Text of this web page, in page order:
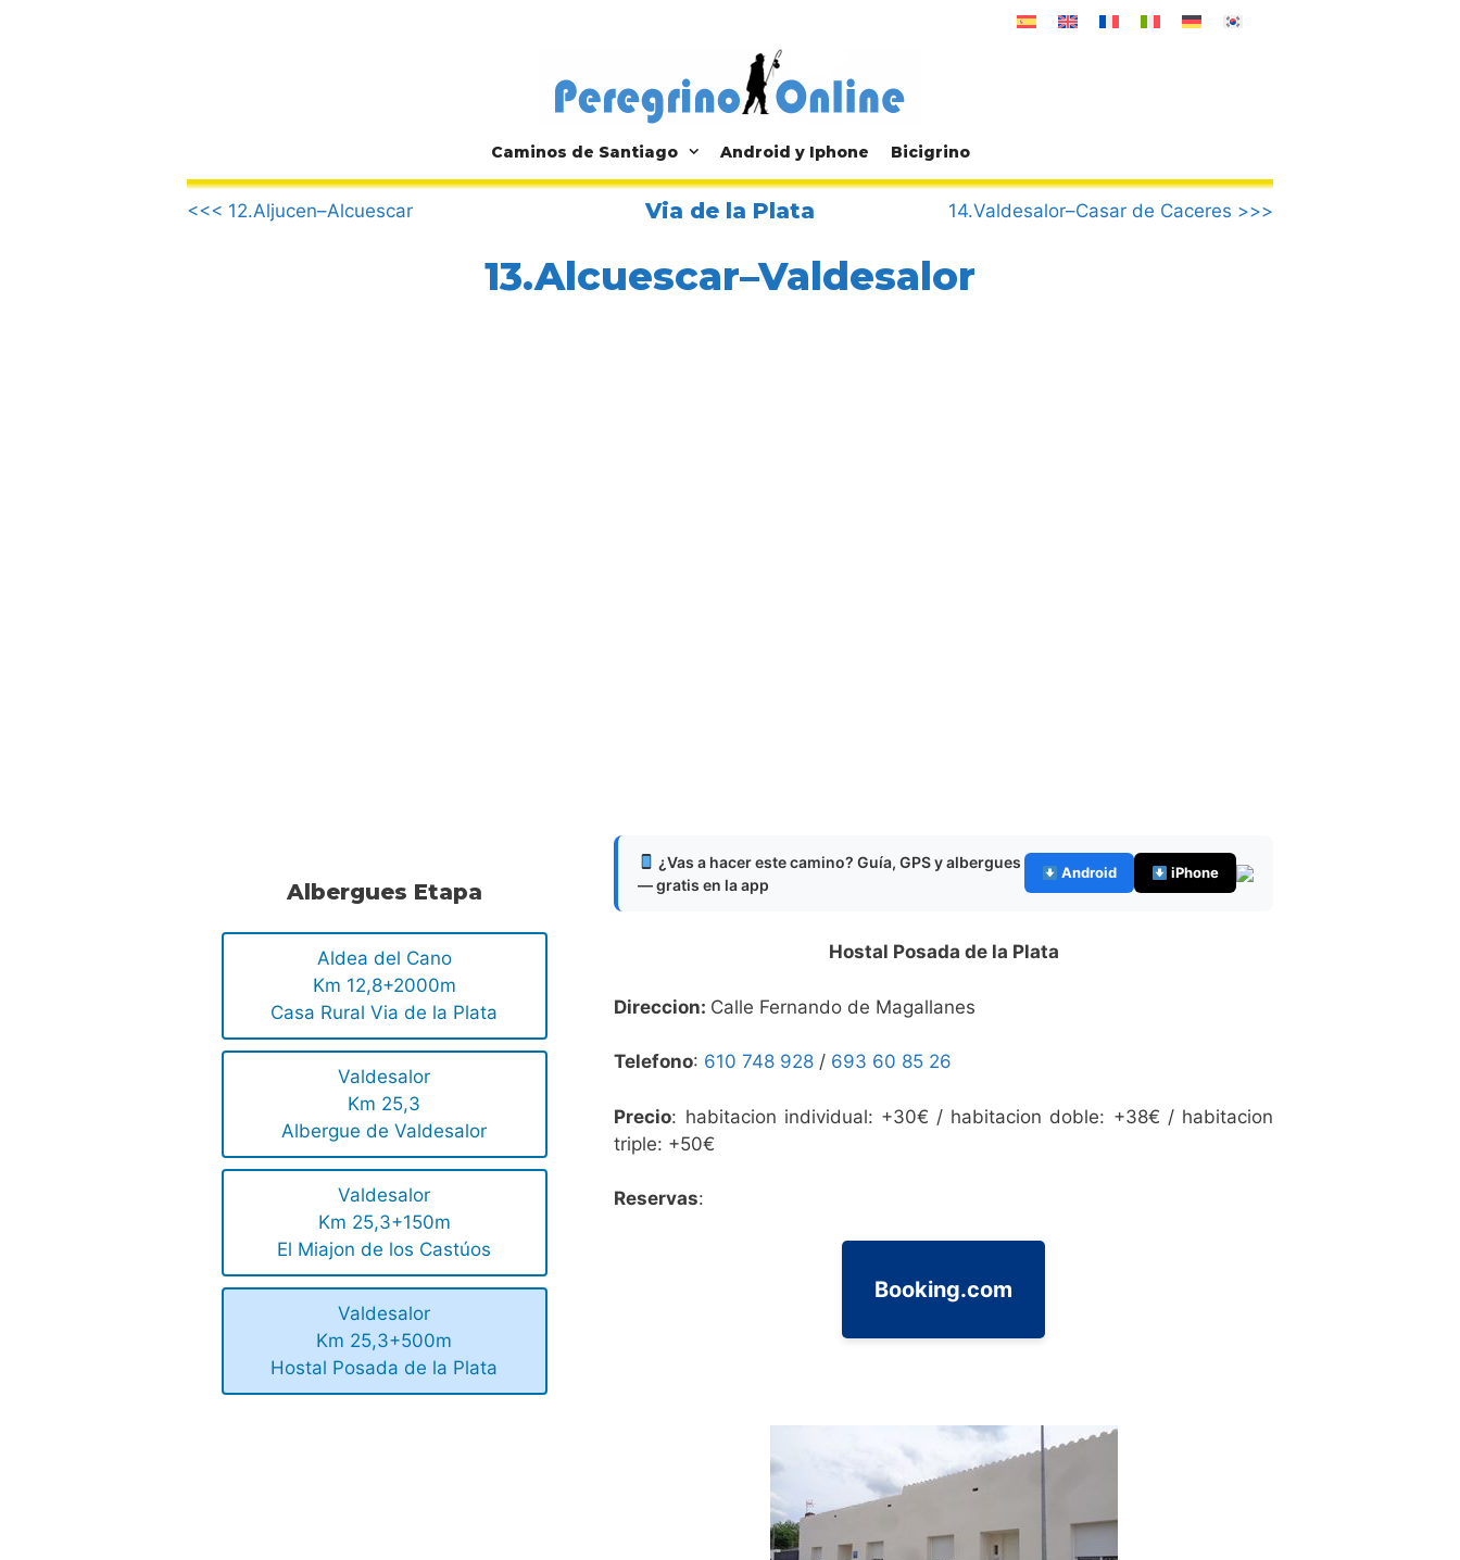
Caminos de Santiago Android y Iphone Bicigrino
.
<<< 12.Aljucen–Alcuescar
Via de la Plata 14.Valdesalor–Casar de Caceres >>>
13.Alcuescar–Valdesalor
Albergues Etapa
Aldea del Cano
Km 12,8+2000m
Casa Rural Via de la Plata
Valdesalor
Km 25,3
Albergue de Valdesalor
Valdesalor
Km 25,3+150m
El Miajon de los Castúos
Valdesalor
Km 25,3+500m
Hostal Posada de la Plata
¿Vas a hacer este camino? Guía, GPS y albergues
— gratis en la app
Android iPhone
Hostal Posada de la Plata
Direccion: Calle Fernando de Magallanes
Telefono: 610 748 928 / 693 60 85 26
Precio: habitacion individual: +30€ / habitacion doble: +38€ / habitacion
triple: +50€
Reservas:
Booking.com